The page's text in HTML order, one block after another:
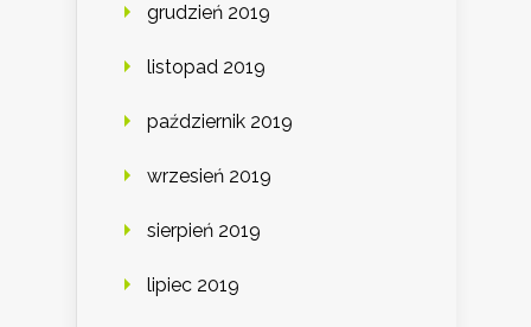
grudzień 2019
listopad 2019
październik 2019
wrzesień 2019
sierpień 2019
lipiec 2019